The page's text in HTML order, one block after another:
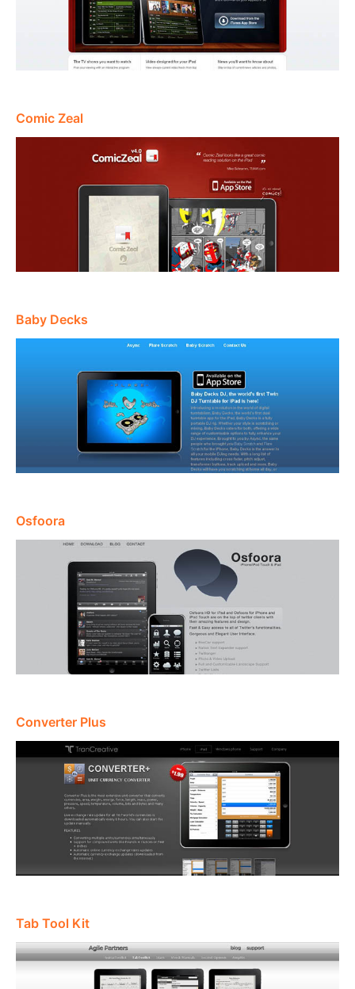
Comic Zeal
Baby Decks
Osfoora
Converter Plus
Tab Tool Kit